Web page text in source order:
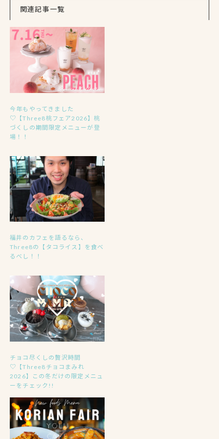
関連記事一覧
今年もやってきました
♡【Three8桃フェア2026】桃
づくしの期間限定メニューが登
場！！
福井のカフェを語るなら、
Three8の【タコライス】を食べ
るべし！！
チョコ尽くしの贅沢時間
♡【Three8チョコまみれ
2026】この冬だけの限定メニュ
ーをチェック!!